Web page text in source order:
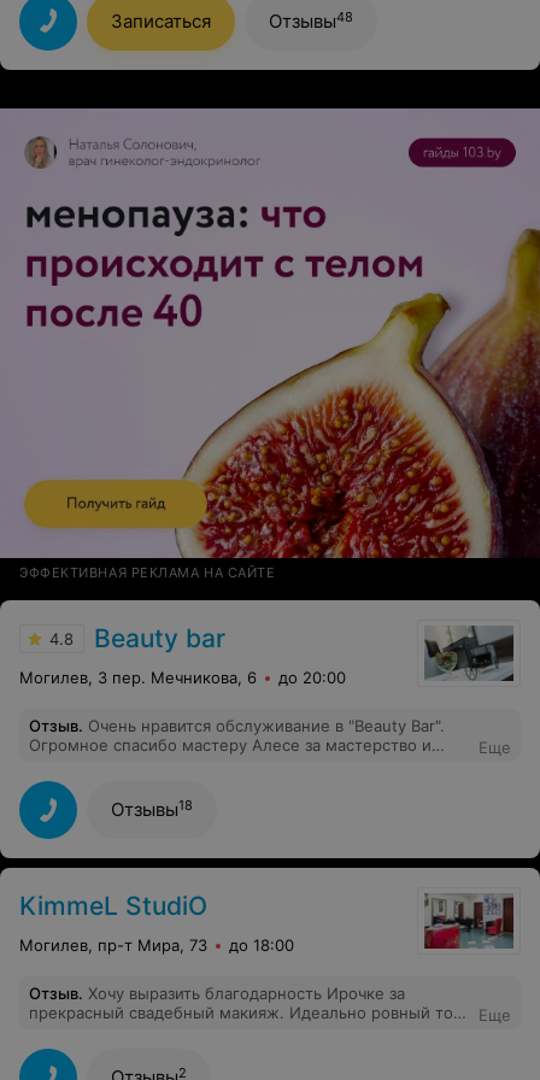
Записаться Отзывы48
ЭФФЕКТИВНАЯ РЕКЛАМА НА САЙТЕ
4.8 Beauty bar
Могилев, 3 пер. Мечникова, 6 до 20:00
Отзыв. Очень нравится обслуживание в "Beauty Bar".
Огромное спасибо мастеру Алесе за мастерство и
Еще
Отзывы18
KimmeL StudiO
Могилев, пр-т Мира, 73 до 18:00
Отзыв. Хочу выразить благодарность Ирочке за
прекрасный свадебный макияж. Идеально ровный тон
помогли мне почувствовать себя действительной
принцессой на нашем празднике любви! Макияж
Еще
2